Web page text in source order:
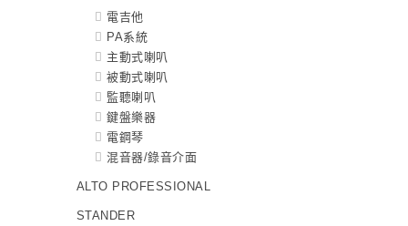
電吉他
PA系統
主動式喇叭
被動式喇叭
監聽喇叭
鍵盤樂器
電鋼琴
混音器/錄音介面
ALTO PROFESSIONAL
STANDER